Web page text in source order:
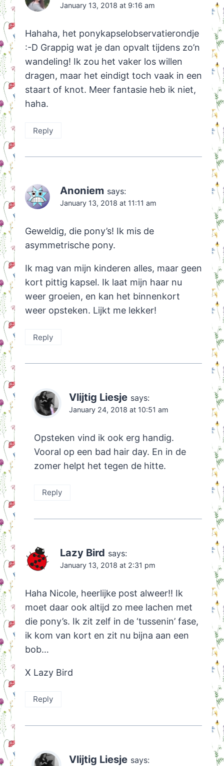
January 13, 2018 at 9:16 am
Hahaha, het ponykapselobservatierondje
:-D Grappig wat je dan opvalt tijdens zo’n
wandeling! Ik zou het vaker los willen
dragen, maar het eindigt toch vaak in een
staart of knot. Meer fantasie heb ik niet,
haha.
Reply
Anoniem says:
January 13, 2018 at 11:11 am
Geweldig, die pony’s! Ik mis de
asymmetrische pony.
Ik mag van mijn kinderen alles, maar geen
kort pittig kapsel. Ik laat mijn haar nu
weer groeien, en kan het binnenkort
weer opsteken. Lijkt me lekker!
Reply
Vlijtig Liesje says:
January 24, 2018 at 10:51 am
Opsteken vind ik ook erg handig.
Vooral op een bad hair day. En in de
zomer helpt het tegen de hitte.
Reply
Lazy Bird says:
January 13, 2018 at 2:31 pm
Haha Nicole, heerlijke post alweer!! Ik
moet daar ook altijd zo mee lachen met
die pony’s. Ik zit zelf in de ‘tussenin’ fase,
ik kom van kort en zit nu bijna aan een
bob…
X Lazy Bird
Reply
Vlijtig Liesje says: